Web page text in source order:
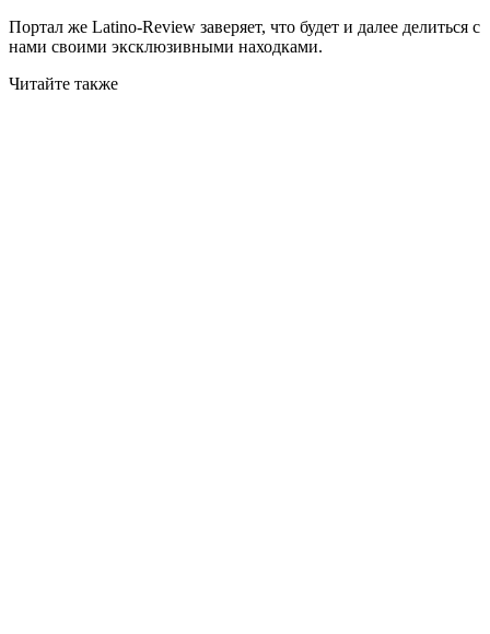
Портал же Latino-Review заверяет, что будет и далее делиться с
нами своими эксклюзивными находками.
Читайте также